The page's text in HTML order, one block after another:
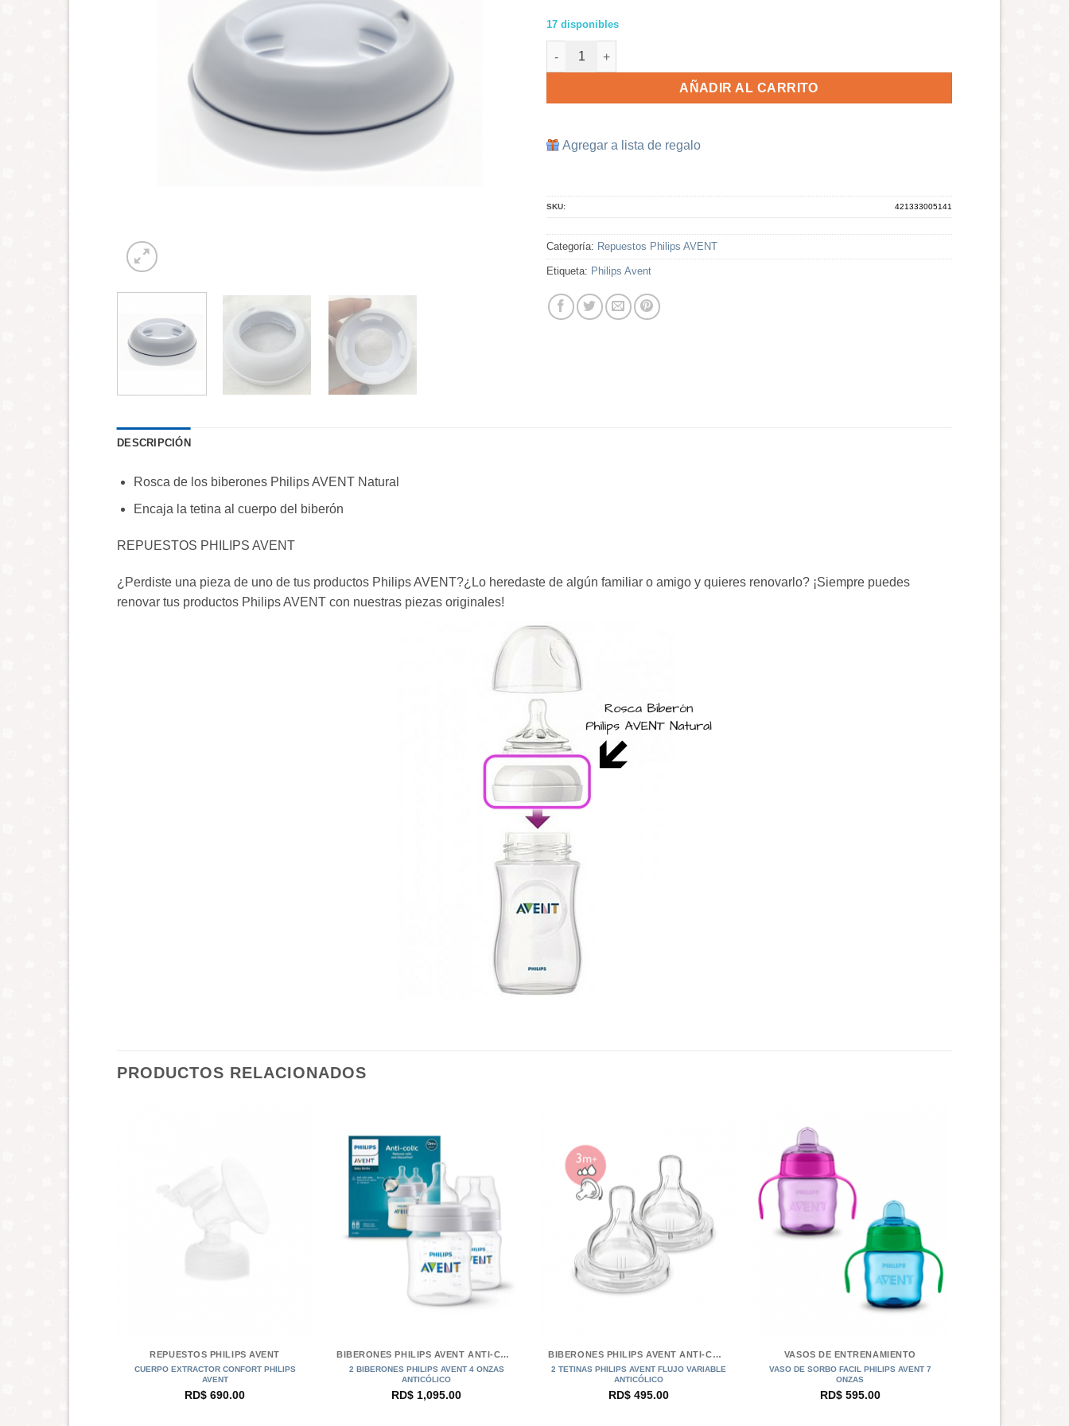
17 disponibles
Rosca Biberón Philips AVENT Natural cantidad
AÑADIR AL CARRITO
Agregar a lista de regalo
SKU: 421333005141
Categoría: Repuestos Philips AVENT
Etiqueta: Philips Avent
DESCRIPCIÓN
Rosca de los biberones Philips AVENT Natural
Encaja la tetina al cuerpo del biberón
REPUESTOS PHILIPS AVENT
¿Perdiste una pieza de uno de tus productos Philips AVENT?¿Lo heredaste de algún familiar o amigo y quieres renovarlo? ¡Siempre puedes
renovar tus productos Philips AVENT con nuestras piezas originales!
PRODUCTOS RELACIONADOS
REPUESTOS PHILIPS AVENT
CUERPO EXTRACTOR CONFORT PHILIPS
AVENT
RD$ 690.00
BIBERONES PHILIPS AVENT ANTI-CÓLICOS
2 BIBERONES PHILIPS AVENT 4 ONZAS
ANTICÓLICO
RD$ 1,095.00
BIBERONES PHILIPS AVENT ANTI-CÓLICOS
2 TETINAS PHILIPS AVENT FLUJO VARIABLE
ANTICÓLICO
RD$495.00
VASOS DE ENTRENAMIENTO
VASO DE SORBO FACIL PHILIPS AVENT 7
ONZAS
RD$595.00